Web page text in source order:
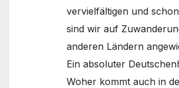
vervielfältigen und
sind wir auf
anderen Ländern
Ein absoluter
Woher kommt auch in